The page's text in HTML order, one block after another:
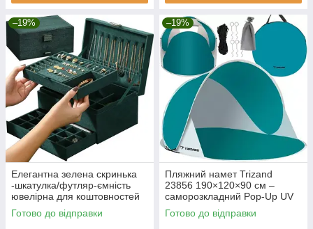
–19%
Елегантна зелена скринька
-шкатулка/футляр-ємність
ювелірна для коштовностей
Soulima 21954
Готово до відправки
–19%
Пляжний намет Trizand
23856 190×120×90 см –
саморозкладний Pop-Up UV
30+
Готово до відправки